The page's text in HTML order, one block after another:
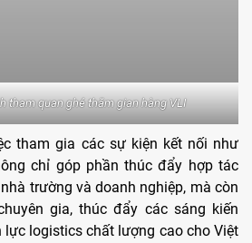
tham quan ghé thăm gian hàng VLI
tham gia các sự kiện kết nối như
chỉ góp phần thúc đẩy hợp tác
trường và doanh nghiệp, mà còn
gia, thúc đẩy các sáng kiến
lực logistics chất lượng cao cho Việt